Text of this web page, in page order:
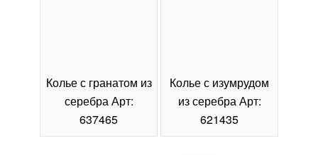
Колье с гранатом из
серебра Арт:
637465
Колье с изумрудом
из серебра Арт:
621435